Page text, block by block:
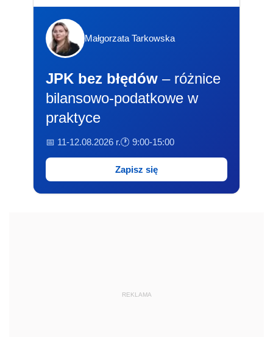
Małgorzata Tarkowska
JPK bez błędów – różnice
bilansowo-podatkowe w
praktyce
📅 11-12.08.2026 r.🕐 9:00-15:00
Zapisz się
REKLAMA